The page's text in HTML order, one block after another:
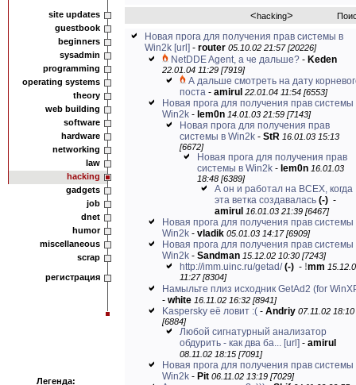
site updates
guestbook
beginners
sysadmin
programming
operating systems
theory
web building
software
hardware
networking
law
hacking
gadgets
job
dnet
humor
miscellaneous
scrap
регистрация
Легенда:
<hacking>
Новая прога для получения прав системы в
Win2k [url] - router 05.10.02 21:57 [20226]
NetDDE Agent, а че дальше? - Keden
22.01.04 11:29 [7919]
А дальше смотреть на дату
поста - amirul 22.01.04 11:54 [6553]
Новая прога для получения прав системы
Win2k - lem0n 14.01.03 21:59 [7143]
Новая прога для получения прав
системы в Win2k - StR 16.01.03 15:13
[6672]
Новая прога для получения прав
системы в Win2k - lem0n 16.01.03
18:48 [6389]
А он и работал на ВСЕХ, когда
эта ветка создавалась (-) -
amirul 16.01.03 21:39 [6467]
Новая прога для получения прав системы
Win2k - vladik 05.01.03 14:17 [6909]
Новая прога для получения прав системы
Win2k - Sandman 15.12.02 10:30 [7243]
http://imm.uinc.ru/getad/ (-) - !mm
11:27 [8304]
Намыльте плиз исходник GetAd2 (for
- white 16.11.02 16:32 [8941]
Kaspersky её ловит :( - Andriy 07.11.02 18:10
[6884]
Любой сигнатурный анализатор
обдурить - как два ба... [url] - amirul
08.11.02 18:15 [7091]
Новая прога для получения прав системы
Win2k - Pit 06.11.02 13:19 [7029]